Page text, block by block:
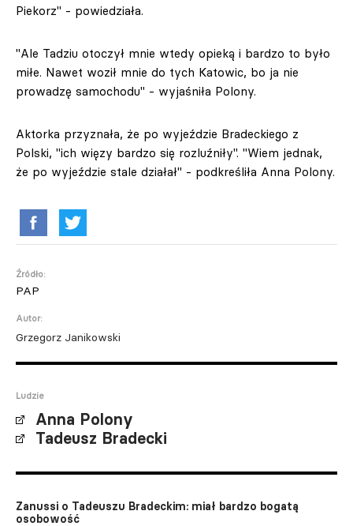
Piekorz" - powiedziała.
"Ale Tadziu otoczył mnie wtedy opieką i bardzo to było
miłe. Nawet woził mnie do tych Katowic, bo ja nie
prowadzę samochodu" - wyjaśniła Polony.
Aktorka przyznała, że po wyjeździe Bradeckiego z
Polski, "ich więzy bardzo się rozluźniły". "Wiem jednak,
że po wyjeździe stale działał" - podkreśliła Anna Polony.
Źródło:
PAP
Autor:
Grzegorz Janikowski
Ludzie
Anna Polony
Tadeusz Bradecki
Zanussi o Tadeuszu Bradeckim: miał bardzo bogatą
osobowość